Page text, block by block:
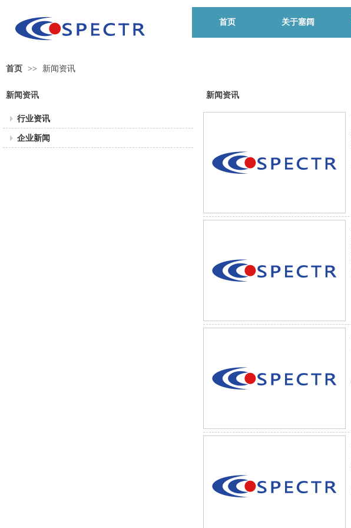
首页 关于塞阔
首页 >> 新闻资讯
新闻资讯
行业资讯
企业新闻
新闻资讯